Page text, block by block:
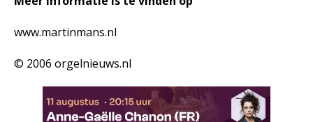
www.martinmans.nl
© 2006 orgelnieuws.nl